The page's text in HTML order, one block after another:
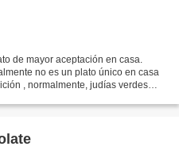
de mayor aceptación en casa.
no es un plato único en casa
, normalmente, judías verdes